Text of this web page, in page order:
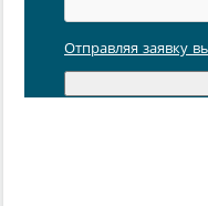
Отправляя заявку